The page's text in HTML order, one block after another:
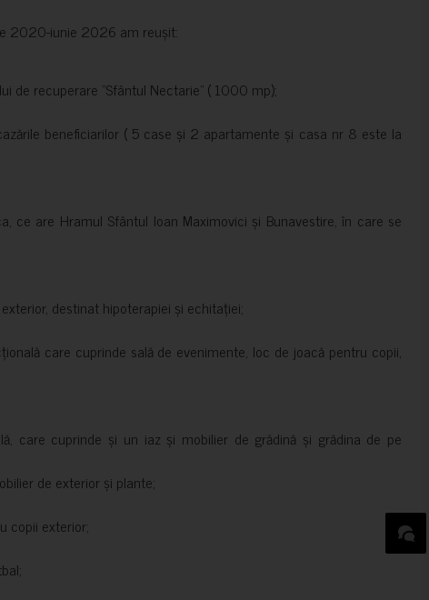
2020-iunie 2026 am reușit:
de recuperare ”Sfântul Nectarie” ( 1000 mp);
beneficiarilor ( 5 case și 2 apartamente și casa nr 8 este la
ce are Hramul Sfântul Ioan Maximovici și Bunavestire, în care se
destinat hipoterapiei și echitației;
care cuprinde sală de evenimente, loc de joacă pentru copii,
care cuprinde și un iaz și mobilier de grădină și grădina de pe
de exterior și plante;
copii exterior;